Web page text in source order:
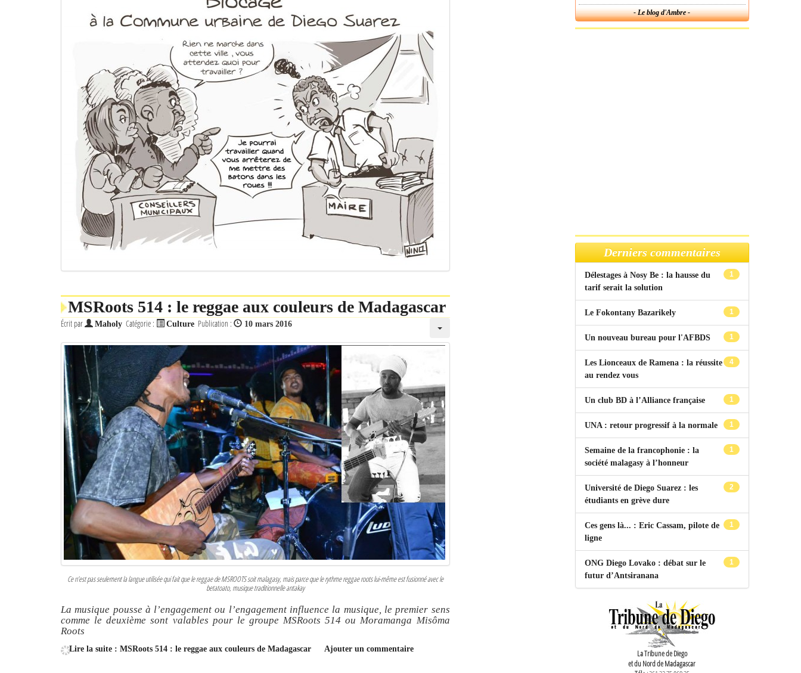
MSRoots 514 : le reggae aux couleurs de Madagascar
Écrit par Maholy Catégorie : Culture Publication : 10 mars 2016
Ce n’est pas seulement la langue utilisée qui fait que le reggae de MSROOTS soit malagasy, mais parce que le rythme reggae roots lui-même est fusionné avec le
betatoato, musique traditionnelle antakay
La musique pousse à l’engagement ou l’engagement influence la musique, le premier sens
comme le deuxième sont valables pour le groupe MSRoots 514 ou Moramanga Misôma
Roots
Lire la suite : MSRoots 514 : le reggae aux couleurs de Madagascar Ajouter un commentaire
- Le blog d'Ambre -
Derniers commentaires
1
Délestages à Nosy Be : la hausse du
tarif serait la solution
1
Le Fokontany Bazarikely
1
Un nouveau bureau pour l'AFBDS
4
Les Lionceaux de Ramena : la réussite
au rendez vous
1
Un club BD à l’Alliance française
1
UNA : retour progressif à la normale
1
Semaine de la francophonie : la
société malagasy à l’honneur
2
Université de Diego Suarez : les
étudiants en grève dure
1
Ces gens là... : Eric Cassam, pilote de
ligne
1
ONG Diego Lovako : débat sur le
futur d’Antsiranana
La Tribune de Diego
et du Nord de Madagascar